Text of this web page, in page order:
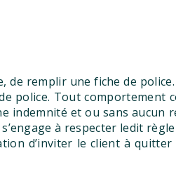
de remplir une fiche de
police. Tout comportement
indemnité et ou sans aucun
à respecter ledit
d’inviter le client à quitter